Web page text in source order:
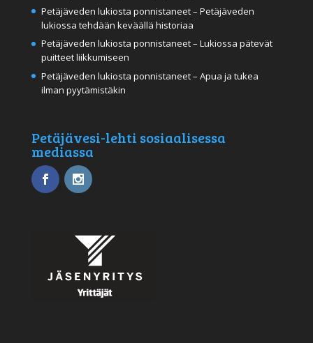
Petäjäveden lukiosta ponnistaneet – Petäjäveden
lukiossa tehdään keväällä historiaa
Petäjäveden lukiosta ponnistaneet – Lukiossa pätevät
puitteet liikkumiseen
Petäjäveden lukiosta ponnistaneet – Apua ja tukea
ilman pyytämistäkin
Petäjävesi-lehti sosiaalisessa
mediassa